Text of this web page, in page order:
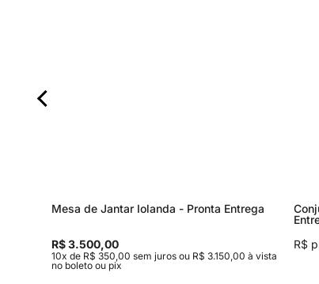
Mesa de Jantar Iolanda - Pronta Entrega
R$ 3.500,00
10x de R$ 350,00 sem juros ou R$ 3.150,00 à vista
no boleto ou pix
R$